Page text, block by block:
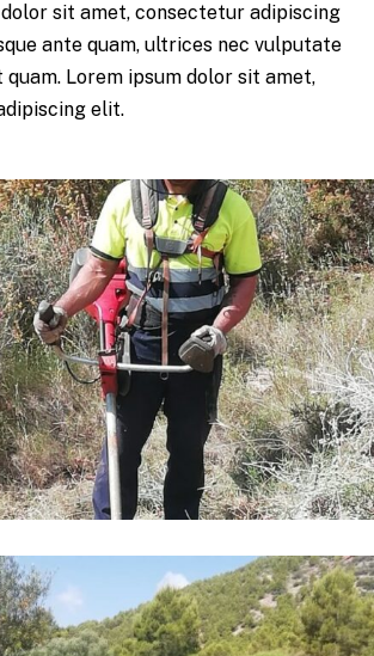
dolor sit amet, consectetur adipiscing
ante quam, ultrices nec vulputate
quam. Lorem ipsum dolor sit amet,
elit.